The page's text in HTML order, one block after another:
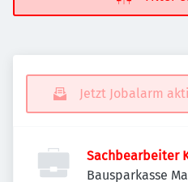
Jetzt Jobalarm
Sachbearbeiter
Bausparkasse